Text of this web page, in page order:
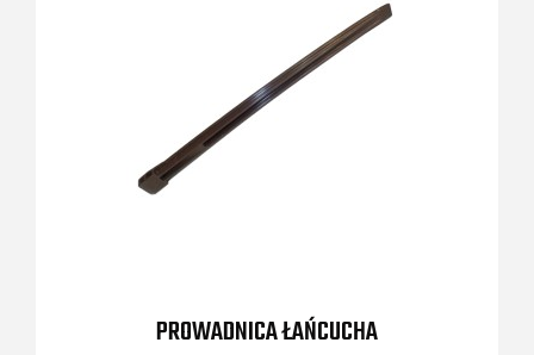
PROWADNICA ŁAŃCUCHA